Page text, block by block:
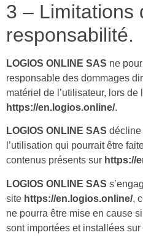
3 – Limitations
responsabilité.
LOGIOS ONLINE SAS ne
responsable des dommages
matériel de l’utilisateur, lors de
https://en.logios.online/.
LOGIOS ONLINE SAS décline
l’utilisation qui pourrait être
contenus présents sur https://
LOGIOS ONLINE SAS
site https://en.logios.online/,
ne pourra être mise en cause
sont importées et installées